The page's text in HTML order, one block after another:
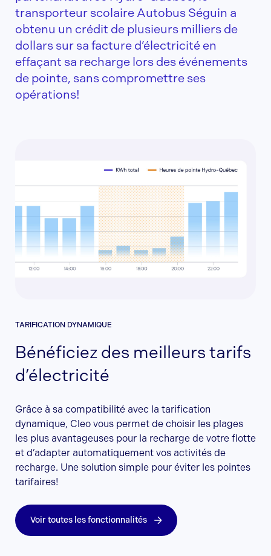
transporteur scolaire Autobus Séguin a
obtenu un crédit de plusieurs milliers de
dollars sur sa facture d’électricité en
effaçant sa recharge lors des événements
de pointe, sans compromettre ses
opérations!
TARIFICATION DYNAMIQUE
Bénéficiez des meilleurs tarifs
d’électricité
Grâce à sa compatibilité avec la tarification
dynamique, Cleo vous permet de choisir les plages
les plus avantageuses pour la recharge de votre flotte
et d’adapter automatiquement vos activités de
recharge. Une solution simple pour éviter les pointes
tarifaires!
Voir toutes les fonctionnalités